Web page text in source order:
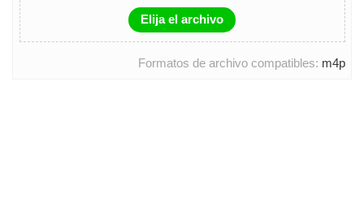
Elija el archivo
Formatos de archivo compatibles: m4p